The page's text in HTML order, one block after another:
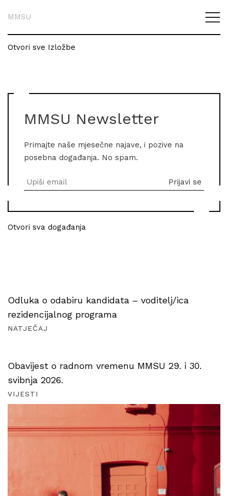
MMSU
Otvori sve Izložbe
MMSU Newsletter
Primajte naše mjesečne najave, i pozive na
posebna događanja. No spam.
Otvori sva događanja
Odluka o odabiru kandidata – voditelj/ica
rezidencijalnog programa
NATJEČAJ
Obavijest o radnom vremenu MMSU 29. i 30.
svibnja 2026.
VIJESTI